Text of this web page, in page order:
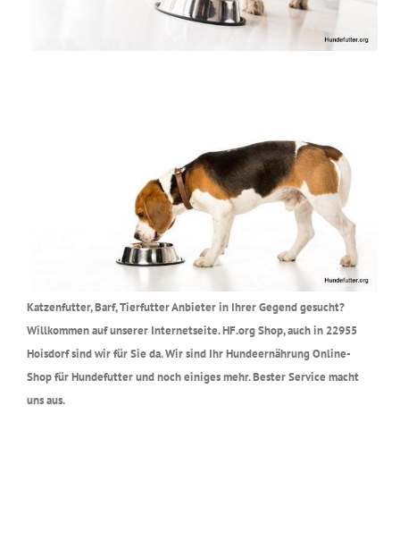
Katzenfutter, Barf, Tierfutter Anbieter in Ihrer Gegend gesucht?
Willkommen auf unserer Internetseite. HF.org Shop, auch in 22955
Hoisdorf sind wir für Sie da. Wir sind Ihr Hundeernährung Online-
Shop für Hundefutter und noch einiges mehr. Bester Service macht
uns aus.